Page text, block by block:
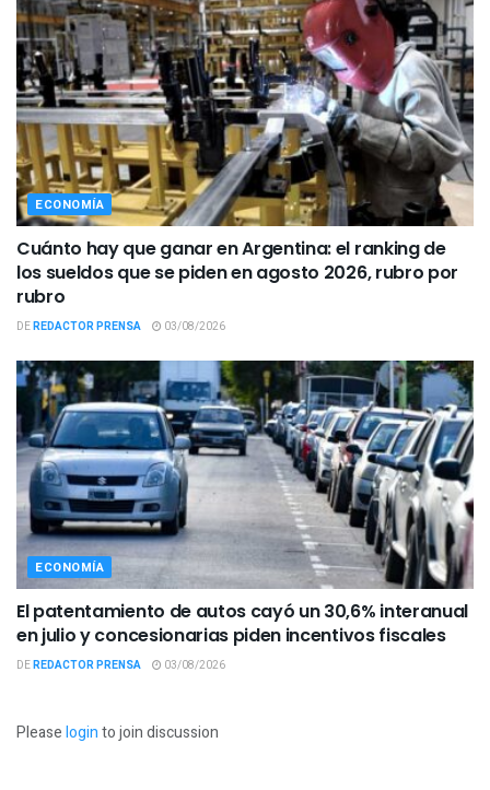
ECONOMÍA
Cuánto hay que ganar en Argentina: el ranking de
los sueldos que se piden en agosto 2026, rubro por
rubro
DEREDACTOR PRENSA 03/08/2026
ECONOMÍA
El patentamiento de autos cayó un 30,6% interanual
en julio y concesionarias piden incentivos fiscales
DEREDACTOR PRENSA 03/08/2026
Pleaseloginto join discussion